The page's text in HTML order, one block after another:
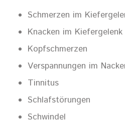
Schmerzen im
Knacken im Kiefergelenk
Kopfschmerzen
Verspannungen im
Tinnitus
Schlafstörungen
Schwindel